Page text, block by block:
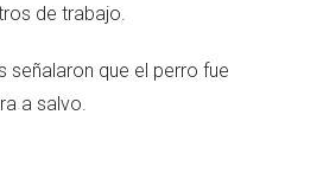
de trabajo.
señalaron que el perro fue
a salvo.